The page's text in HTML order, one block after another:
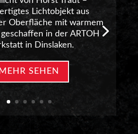
Lichtobjekt aus
Oberfläche mit warmem
in der ARTOH
in Dinslaken.
MEHR SEHEN